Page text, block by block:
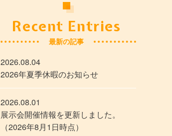
Recent Entries
最新の記事
2026.08.04
2026年夏季休暇のお知らせ
2026.08.01
展示会開催情報を更新しました。
（2026年8月1日時点）